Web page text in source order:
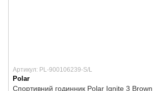
Артикул: PL-900106239-S/L
Polar
Спортивний годинник Polar Ignite 3